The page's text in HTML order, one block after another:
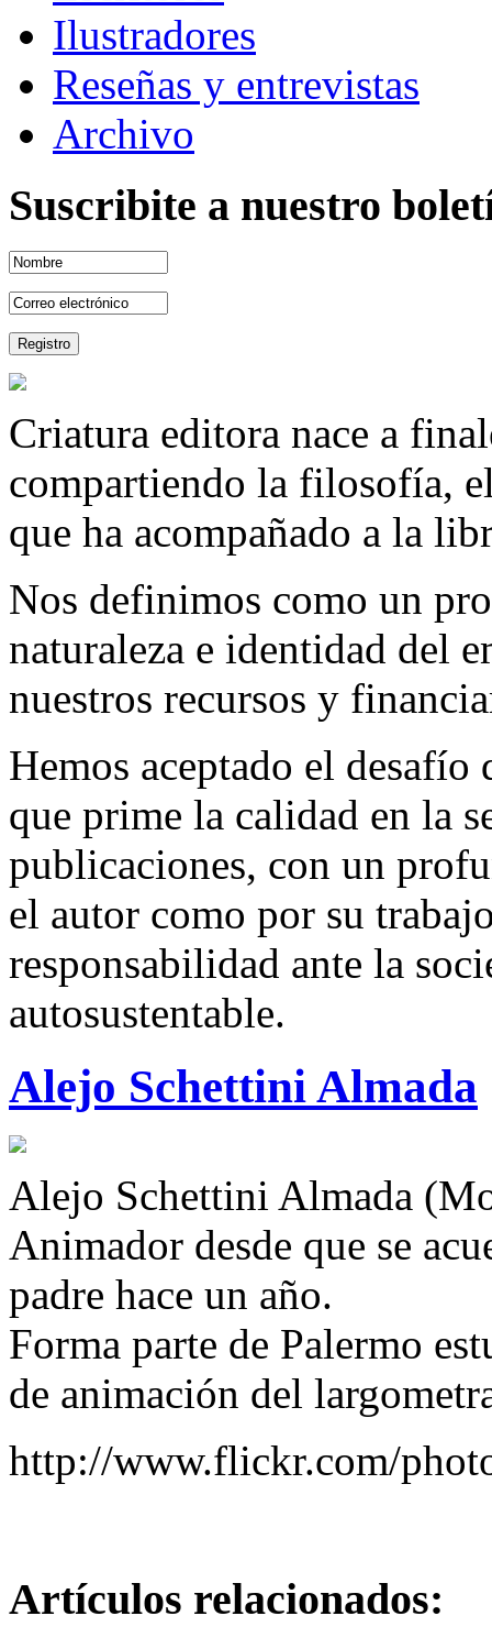
Ilustradores
Reseñas y entrevistas
Archivo
Suscribite a nuestro
Criatura editora nace a
compartiendo la filosofía,
que ha acompañado a la
Nos definimos como un
naturaleza e identidad del
nuestros recursos y
Hemos aceptado el
que prime la calidad en la
publicaciones, con un
el autor como por su
responsabilidad ante la
autosustentable.
Alejo Schettini Almada
Alejo Schettini Almada
Animador desde que se
padre hace un año.
Forma parte de Palermo
de animación del
http://www.flickr.com/
Artículos relacionados: